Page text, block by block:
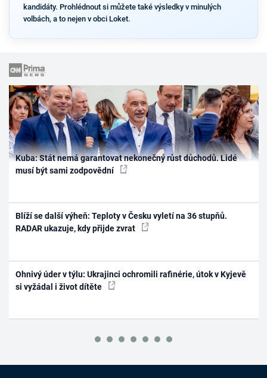
kandidáty. Prohlédnout si můžete také výsledky v minulých
volbách, a to nejen v obci Loket.
Kuba: Stát nemá garantovat nekonečný růst důchodů. Lidé
musí být sami zodpovědní
Blíží se další výheň: Teploty v Česku vyletí na 36 stupňů.
RADAR ukazuje, kdy přijde zvrat
Ohnivý úder v týlu: Ukrajinci ochromili rafinérie, útok v Kyjevě
si vyžádal i život dítěte